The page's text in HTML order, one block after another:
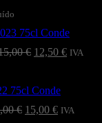
Conde
€ O
original
era:
12,50 €O
é:
IVA
Conde
€ O
15,00 €OIVA